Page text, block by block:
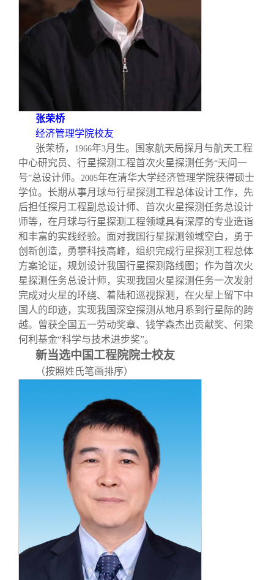
张荣桥
经济管理学院校友
张荣桥，
1966年3月生。国家航天局探月与航天工程
中心研究员、行星探测工程首次火星探测任务“天问一
号”总设计师。 2005年在清华大学经济管理学院获得硕士
学位。长期从事月球与行星探测工程总体设计工作，先
后担任探月工程副总设计师、首次火星探测任务总设计
师等，在月球与行星探测工程领域具有深厚的专业造诣
和丰富的实践经验。面对我国行星探测领域空白，勇于
创新创造，勇攀科技高峰，组织完成行星探测工程总体
方案论证，规划设计我国行星探测路线图；作为首次火
星探测任务总设计师，实现我国火星探测任务一次发射
完成对火星的环绕、着陆和巡视探测，在火星上留下中
国人的印迹，实现我国深空探测从地月系到行星际的跨
越。曾获全国五一劳动奖章、钱学森杰出贡献奖、何梁
何利基金“科学与技术进步奖”。
新当选中国工程院院士校友
（按照姓氏笔画排序）